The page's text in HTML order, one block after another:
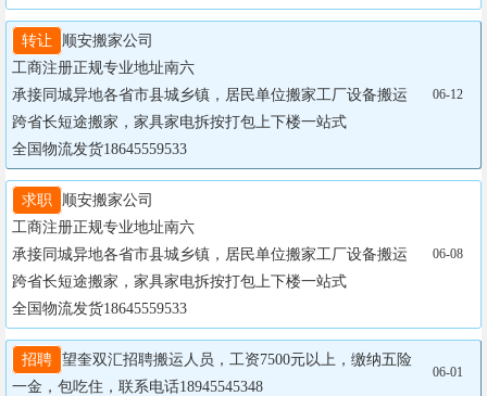
转让
顺安搬家公司
工商注册正规专业地址南六
承接同城异地各省市县城乡镇，居民单位搬家工厂设备搬运
跨省长短途搬家，家具家电拆按打包上下楼一站式
全国物流发货18645559533
06-12
求职
顺安搬家公司
工商注册正规专业地址南六
承接同城异地各省市县城乡镇，居民单位搬家工厂设备搬运
跨省长短途搬家，家具家电拆按打包上下楼一站式
全国物流发货18645559533
06-08
招聘 望奎双汇招聘搬运人员，工资7500元以上，缴纳五险
一金，包吃住，联系电话18945545348
06-01